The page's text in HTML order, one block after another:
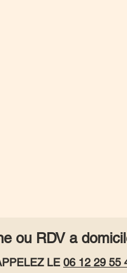
ou RDV a
LE 06 12 29 55